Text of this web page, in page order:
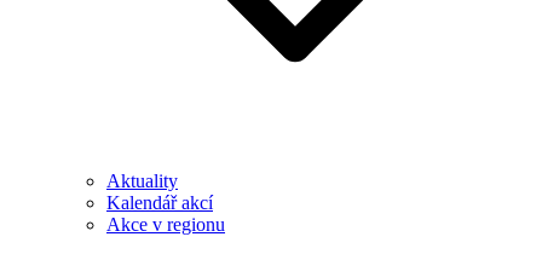
Aktuality
Kalendář akcí
Akce v regionu